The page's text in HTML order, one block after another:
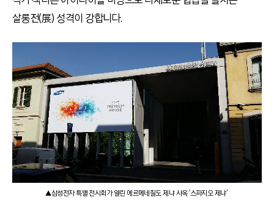
살롱전(展) 성격이 강합니다.
▲삼성전자 특별 전시회가 열린 에르메네질도 제냐 사옥 ‘스파지오 제냐’